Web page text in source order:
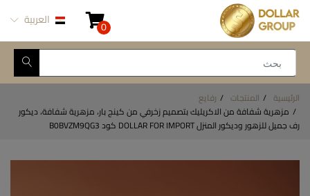
0 العربية
الرئيسية المنتجات
رفايع
مزهرية شفافة من الاكريليك بتصميم زخرفي من كينج بار، مزهرية شفافة، ديكور
رف جميل للزهور وديكور المنزل DOLLAR FOR IMPORT كود B0BVZM9QG3